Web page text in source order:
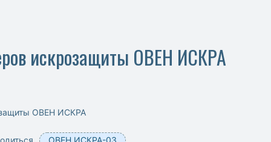
искрозащиты ОВЕН ИСКРА
ОВЕН ИСКРА
ОВЕН ИСКРА-03